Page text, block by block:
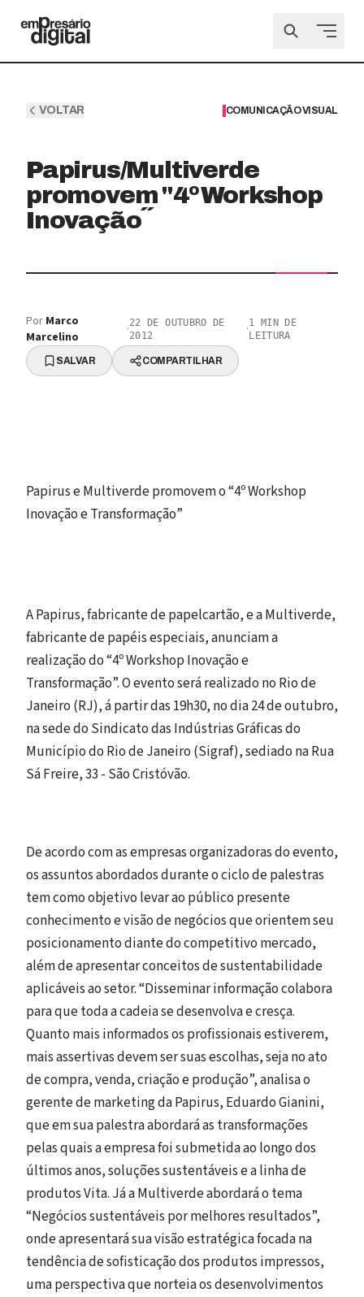
VOLTAR COMUNICAÇÃO VISUAL
Papirus/Multiverde
promovem "4º Workshop
Inovação´´
Por Marco
Marcelino
·22 DE OUTUBRO DE
2012
·1 MIN DE
LEITURA
SALVAR COMPARTILHAR
Papirus e Multiverde promovem o “4º Workshop
Inovação e Transformação”
A Papirus, fabricante de papelcartão, e a Multiverde,
fabricante de papéis especiais, anunciam a
realização do “4º Workshop Inovação e
Transformação”. O evento será realizado no Rio de
Janeiro (RJ), á partir das 19h30, no dia 24 de outubro,
na sede do Sindicato das Indústrias Gráficas do
Município do Rio de Janeiro (Sigraf), sediado na Rua
Sá Freire, 33 - São Cristóvão.
De acordo com as empresas organizadoras do evento,
os assuntos abordados durante o ciclo de palestras
tem como objetivo levar ao público presente
conhecimento e visão de negócios que orientem seu
posicionamento diante do competitivo mercado,
além de apresentar conceitos de sustentabilidade
aplicáveis ao setor. “Disseminar informação colabora
para que toda a cadeia se desenvolva e cresça.
Quanto mais informados os profissionais estiverem,
mais assertivas devem ser suas escolhas, seja no ato
de compra, venda, criação e produção”, analisa o
gerente de marketing da Papirus, Eduardo Gianini,
que em sua palestra abordará as transformações
pelas quais a empresa foi submetida ao longo dos
últimos anos, soluções sustentáveis e a linha de
produtos Vita. Já a Multiverde abordará o tema
“Negócios sustentáveis por melhores resultados”,
onde apresentará sua visão estratégica focada na
tendência de sofisticação dos produtos impressos,
uma perspectiva que norteia os desenvolvimentos